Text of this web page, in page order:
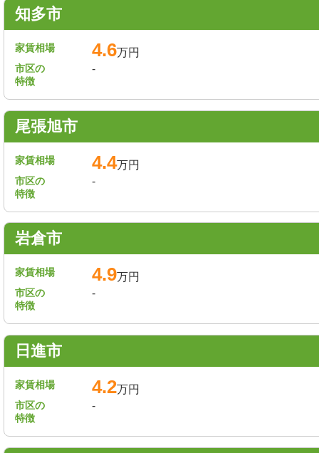
知多市
家賃相場 4.6万円
市区の
特徴
-
尾張旭市
家賃相場 4.4万円
市区の
特徴
-
岩倉市
家賃相場 4.9万円
市区の
特徴
-
日進市
家賃相場 4.2万円
市区の
特徴
-